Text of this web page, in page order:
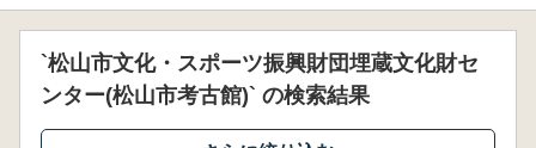
`松山市文化・スポーツ振興財団埋蔵文化財セ
ンター(松山市考古館)` の検索結果